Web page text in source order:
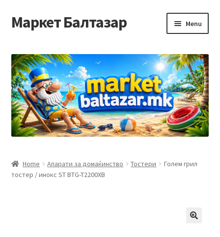
Skip
to
Skip
to
Маркет Балтазар Menu
Checkout
Homepage
Privacy Policy
Контакт
Home Апарати за домаќинство Тостери
Голем грил
тостер / инокс ST BTG-T2200XB